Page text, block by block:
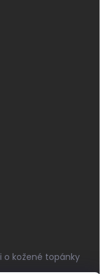
o kožené topánky